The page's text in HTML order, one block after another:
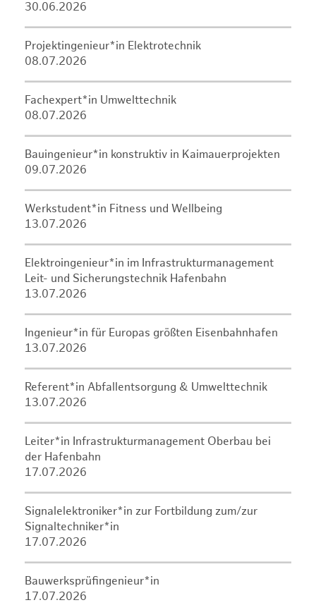
30.06.2026
Projektingenieur*in Elektrotechnik
08.07.2026
Fachexpert*in Umwelttechnik
08.07.2026
Bauingenieur*in konstruktiv in Kaimauerprojekten
09.07.2026
Werkstudent*in Fitness und Wellbeing
13.07.2026
Elektroingenieur*in im Infrastrukturmanagement
Leit- und Sicherungstechnik Hafenbahn
13.07.2026
Ingenieur*in für Europas größten Eisenbahnhafen
13.07.2026
Referent*in Abfallentsorgung & Umwelttechnik
13.07.2026
Leiter*in Infrastrukturmanagement Oberbau bei
der Hafenbahn
17.07.2026
Signalelektroniker*in zur Fortbildung zum/zur
Signaltechniker*in
17.07.2026
Bauwerksprüfingenieur*in
17.07.2026